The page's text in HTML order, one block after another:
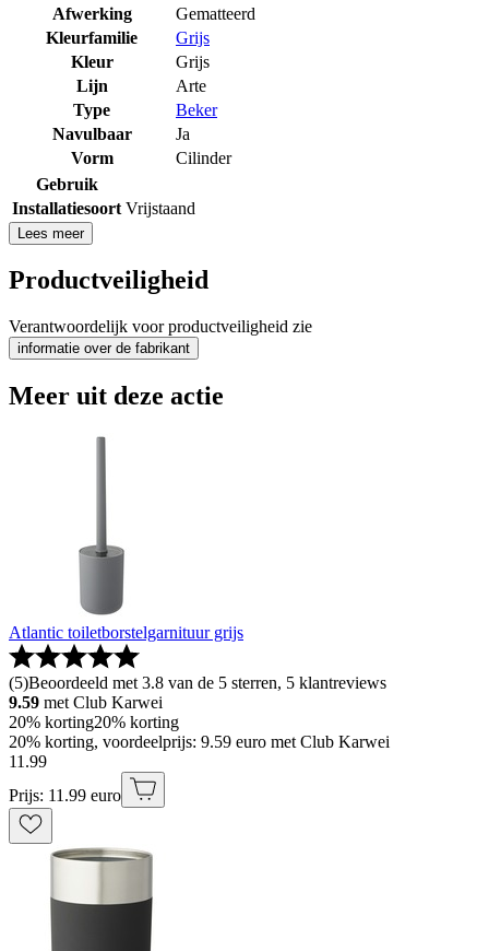
Afwerking
Gematteerd
Kleurfamilie
Grijs
Kleur
Grijs
Lijn
Arte
Type
Beker
Navulbaar
Ja
Vorm
Cilinder
Gebruik
Installatiesoort Vrijstaand
Lees meer
Productveiligheid
Verantwoordelijk voor productveiligheid zie
informatie over de fabrikant
Meer uit deze actie
Atlantic toiletborstelgarnituur grijs
(5)Beoordeeld met 3.8 van de 5 sterren, 5 klantreviews
9.59 met Club Karwei
20% korting20% korting
20% korting, voordeelprijs: 9.59 euro met Club Karwei
11 .99
Prijs: 11.99 euro